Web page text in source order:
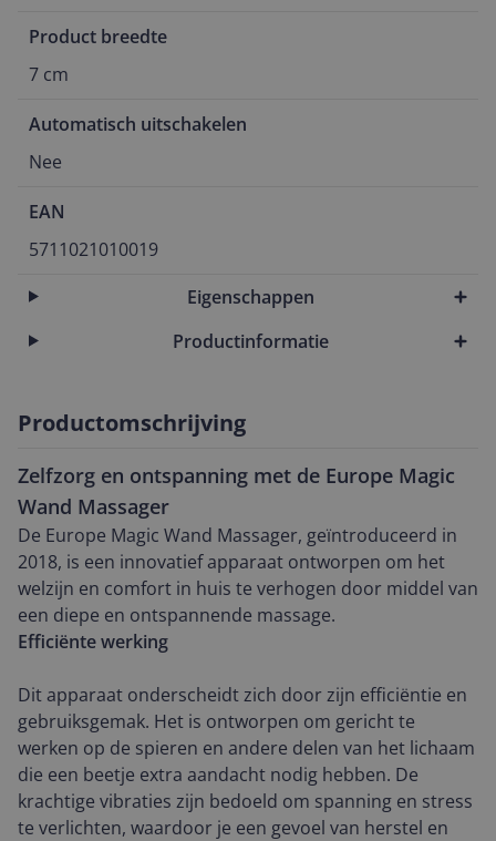
Product breedte
7 cm
Automatisch uitschakelen
Nee
EAN
5711021010019
Eigenschappen
Productinformatie
Productomschrijving
Zelfzorg en ontspanning met de Europe Magic
Wand Massager
De Europe Magic Wand Massager, geïntroduceerd in
2018, is een innovatief apparaat ontworpen om het
welzijn en comfort in huis te verhogen door middel van
een diepe en ontspannende massage.
Efficiënte werking
Dit apparaat onderscheidt zich door zijn efficiëntie en
gebruiksgemak. Het is ontworpen om gericht te
werken op de spieren en andere delen van het lichaam
die een beetje extra aandacht nodig hebben. De
krachtige vibraties zijn bedoeld om spanning en stress
te verlichten, waardoor je een gevoel van herstel en